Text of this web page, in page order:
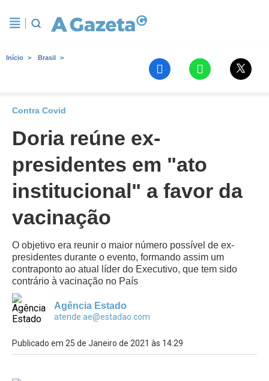
Início Brasil
Contra Covid
Doria reúne ex-
presidentes em "ato
institucional" a favor da
vacinação
O objetivo era reunir o maior número possível de ex-
presidentes durante o evento, formando assim um
contraponto ao atual líder do Executivo, que tem sido
contrário à vacinação no País
Agência Estado
atende.ae@estadao.com
Publicado em 25 de Janeiro de 2021 às 14:29